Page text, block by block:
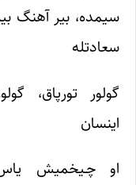
سیمده، بیر آهنگ بیر
سعادتله
گولور تورپاق، گولور
اینسان
او چـیخمیش یاس